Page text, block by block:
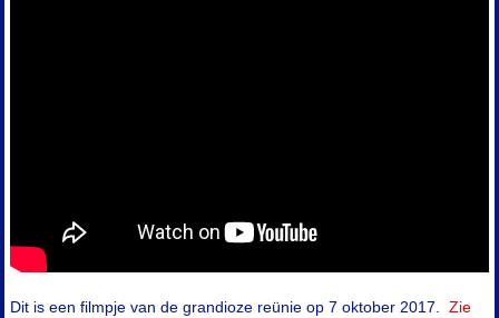
Dit is een filmpje van de grandioze reünie op 7 oktober 2017. Zie